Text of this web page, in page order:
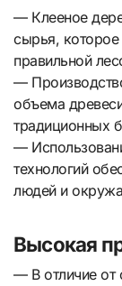
— Клееное
сырья, которое
правильной
—
объема
традиционных
—
технологий
людей и
Высокая
— В отличие от